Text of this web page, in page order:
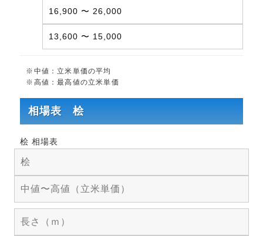
16,900 〜 26,000
13,600 〜 15,000
※中値：立米単価の平均
※高値：最高値の立米単価
相場表 桧
桧 相場表
桧
中値〜高値（立米単価）
長さ（ｍ）